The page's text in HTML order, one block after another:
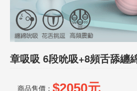
明
章吸吸 6段吮吸+8頻舌舔纏
商品售價： $2050元